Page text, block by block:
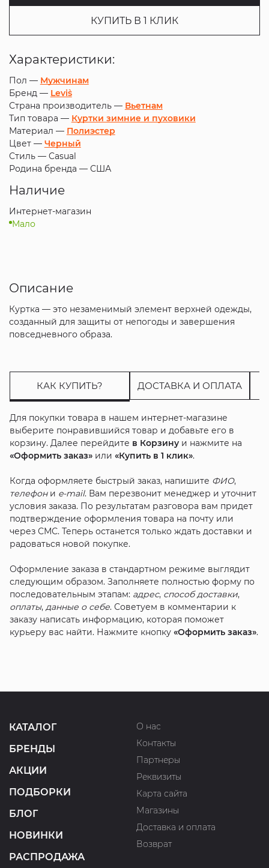
КУПИТЬ В 1 КЛИК
Характеристики:
Пол — Мужчинам
Бренд — Levi`s
Страна производитель — Вьетнам
Тип товара — Куртки зимние и пуховики
Материал — Полиэстер
Цвет — Черный
Стиль — Casual
Родина бренда — США
Наличие
Интернет-магазин
Мало
Описание
Куртка — это незаменимый элемент верхней одежды,
созданный для защиты от непогоды и завершения
повседневного образа.
КАК КУПИТЬ? ДОСТАВКА И ОПЛАТА
Для покупки товара в нашем интернет-магазине
выберите понравившийся товар и добавьте его в
корзину. Далее перейдите в Корзинуи нажмите на
«Оформить заказ»или «Купить в 1 клик».
Когда оформляете быстрый заказ, напишите ФИО,
телефони e-mail. Вам перезвонит менеджер и уточнит
условия заказа. По результатам разговора вам придет
подтверждение оформления товара на почту или
через СМС. Теперь останется только ждать доставки и
радоваться новой покупке.
Оформление заказа в стандартном режиме выглядит
следующим образом. Заполняете полностью форму по
последовательным этапам: адрес, способ доставки,
оплаты, данные о себе. Советуем в комментарии к
заказу написать информацию, которая поможет
курьеру вас найти. Нажмите кнопку «Оформить заказ».
КАТАЛОГ
БРЕНДЫ
АКЦИИ
ПОДБОРКИ
БЛОГ
НОВИНКИ
РАСПРОДАЖА
О нас
Контакты
Партнеры
Реквизиты
Карта сайта
Магазины
Доставка и оплата
Возврат